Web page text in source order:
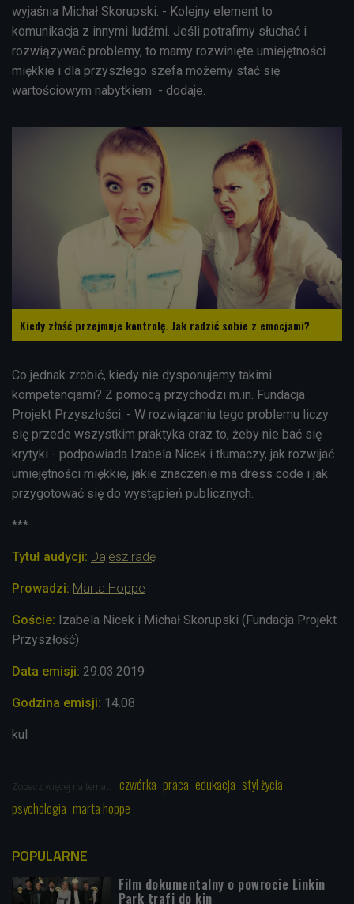
wyjaśnia Michał Skorupski. - Kolejny element to
komunikacja z innymi ludźmi. Jeśli potrafimy słuchać i
rozwiązywać problemy, to mamy rozwinięte umiejętności
miękkie i dla przyszłego szefa możemy stać się
wartościowym nabytkiem - dodaje.
Kiedy złość przejmuje kontrolę. Jak radzić sobie z emocjami?
Co jednak zrobić, kiedy nie dysponujemy takimi
kompetencjami? Z pomocą przychodzi m.in. Fundacja
Projekt Przyszłości. - W rozwiązaniu tego problemu liczy
się przede wszystkim praktyka oraz to, żeby nie bać się
krytyki - podpowiada Izabela Nicek i tłumaczy, jak rozwijać
umiejętności miękkie, jakie znaczenie ma dress code i jak
przygotować się do wystąpień publicznych.
***
Tytuł audycji: Dajesz radę
Prowadzi: Marta Hoppe
Goście: Izabela Nicek i Michał Skorupski (Fundacja Projekt
Przyszłość)
Data emisji: 29.03.2019
Godzina emisji: 14.08
kul
Zobacz więcej na temat: czwórka praca edukacja styl życia
psychologia marta hoppe
POPULARNE
Film dokumentalny o powrocie Linkin
Park trafi do kin